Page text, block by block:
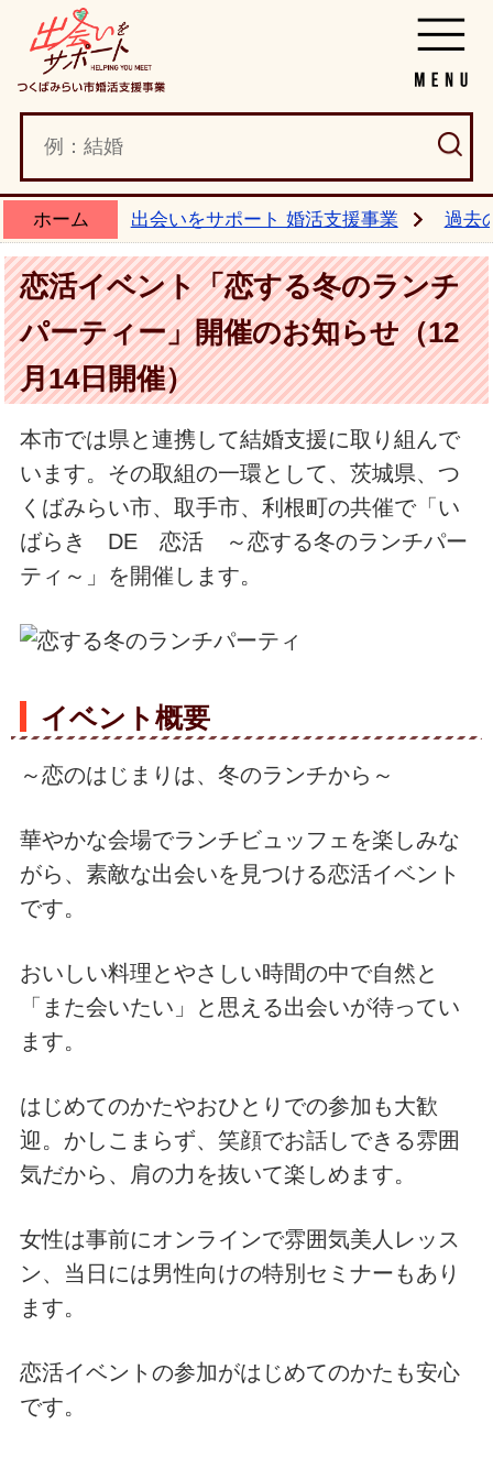
ホーム 出会いをサポート 婚活支援事業 過去
恋活イベント「恋する冬のランチ
パーティー」開催のお知らせ（12
月14日開催）
本市では県と連携して結婚支援に取り組んで
います。その取組の一環として、茨城県、つ
くばみらい市、取手市、利根町の共催で「い
ばらき DE 恋活 ～恋する冬のランチパー
ティ～」を開催します。
イベント概要
～恋のはじまりは、冬のランチから～
華やかな会場でランチビュッフェを楽しみな
がら、素敵な出会いを見つける恋活イベント
です。
おいしい料理とやさしい時間の中で自然と
「また会いたい」と思える出会いが待ってい
ます。
はじめてのかたやおひとりでの参加も大歓
迎。かしこまらず、笑顔でお話しできる雰囲
気だから、肩の力を抜いて楽しめます。
女性は事前にオンラインで雰囲気美人レッス
ン、当日には男性向けの特別セミナーもあり
ます。
恋活イベントの参加がはじめてのかたも安心
です。